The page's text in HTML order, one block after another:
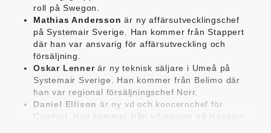
roll på Swegon.
Mathias Andersson är ny affärsutvecklingschef
på Systemair Sverige. Han kommer från Stappert
där han var ansvarig för affärsutveckling och
försäljning.
Oskar Lennerär ny teknisk säljare i Umeå på
Systemair Sverige. Han kommer från Belimo där
han var regional försäljningschef Norr.
Daniel Ellison är ny vd och koncernchef för
Comfort. Han kommer från vd-posten på Hasopor.